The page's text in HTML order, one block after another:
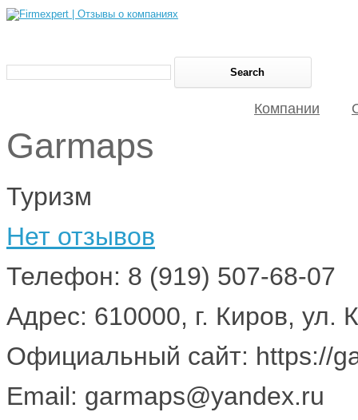
Компании
Garmaps
Туризм
Нет отзывов
Телефон: 8 (919) 507-68-07
Адрес: 610000, г. Киров, ул.
Официальный сайт: https://
Email: garmaps@yandex.ru